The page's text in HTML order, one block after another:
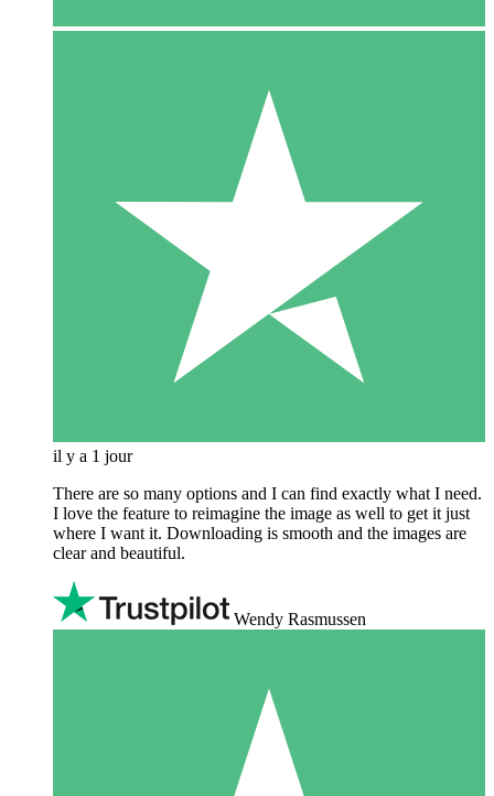
il y a 1 jour
There are so many options and I can find exactly what I need.
I love the feature to reimagine the image as well to get it just
where I want it. Downloading is smooth and the images are
clear and beautiful.
Wendy Rasmussen